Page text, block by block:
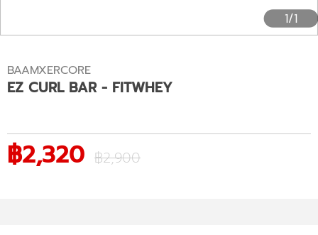
1/1
BAAMXERCORE
EZ CURL BAR - FITWHEY
฿2,320 ฿2,900